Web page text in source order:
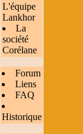
L'équipe
Lankhor
La
société
Corélane
Forum
Liens
FAQ
Historique